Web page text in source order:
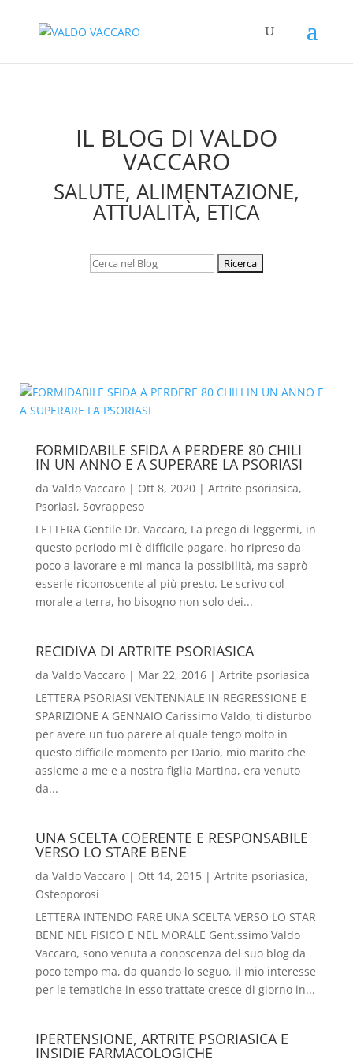
IL BLOG DI VALDO
VACCARO
SALUTE, ALIMENTAZIONE,
ATTUALITÀ, ETICA
Cerca:
FORMIDABILE SFIDA A PERDERE 80 CHILI
IN UN ANNO E A SUPERARE LA PSORIASI
da Valdo Vaccaro| Ott 8, 2020| Artrite psoriasica,
Psoriasi, Sovrappeso
LETTERA Gentile Dr. Vaccaro, La prego di leggermi, in
questo periodo mi è difficile pagare, ho ripreso da
poco a lavorare e mi manca la possibilità, ma saprò
esserle riconoscente al più presto. Le scrivo col
morale a terra, ho bisogno non solo dei...
RECIDIVA DI ARTRITE PSORIASICA
da Valdo Vaccaro| Mar 22, 2016| Artrite psoriasica
LETTERA PSORIASI VENTENNALE IN REGRESSIONE E
SPARIZIONE A GENNAIO Carissimo Valdo, ti disturbo
per avere un tuo parere al quale tengo molto in
questo difficile momento per Dario, mio marito che
assieme a me e a nostra figlia Martina, era venuto
da...
UNA SCELTA COERENTE E RESPONSABILE
VERSO LO STARE BENE
da Valdo Vaccaro| Ott 14, 2015| Artrite psoriasica,
Osteoporosi
LETTERA INTENDO FARE UNA SCELTA VERSO LO STAR
BENE NEL FISICO E NEL MORALE Gent.ssimo Valdo
Vaccaro, sono venuta a conoscenza del suo blog da
poco tempo ma, da quando lo seguo, il mio interesse
per le tematiche in esso trattate cresce di giorno in...
IPERTENSIONE, ARTRITE PSORIASICA E
INSIDIE FARMACOLOGICHE